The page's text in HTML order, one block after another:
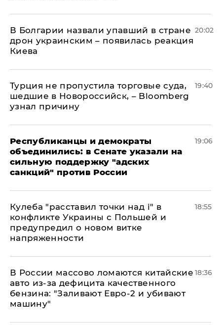
В Болгарии назвали упавший в стране
дрон украинским – появилась реакция
Киева
20:02
Турция не пропустила торговые суда,
шедшие в Новороссийск, – Bloomberg
узнал причину
19:40
Республиканцы и демократы
объединились: в Сенате указали на
сильную поддержку "адских
санкций" против России
19:06
Кулеба "расставил точки над і" в
конфликте Украины с Польшей и
предупредил о новом витке
напряженности
18:55
В России массово ломаются китайские
авто из-за дефицита качественного
бензина: "Заливают Евро-2 и убивают
машину"
18:36